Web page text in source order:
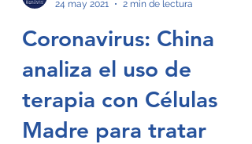
2 min de lectura
Coronavirus: China
analiza el uso de
terapia con Células